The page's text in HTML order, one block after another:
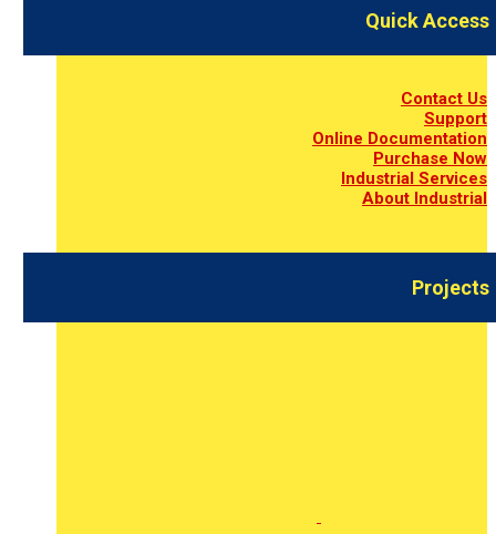
Quick Access
Contact Us
Support
Online Documentation
Purchase Now
Industrial Services
About Industrial
Projects